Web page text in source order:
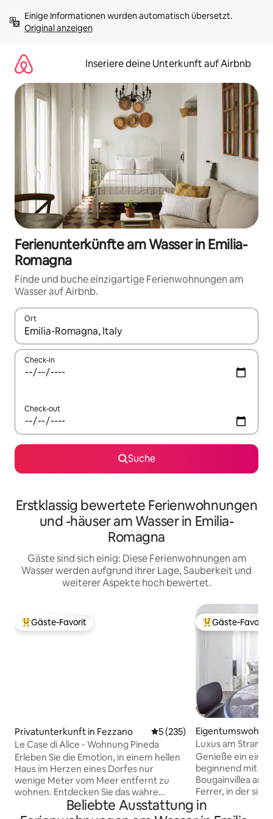
Inhalten
springenOriginal anzeigen
Inseriere deine Unterkunft auf Airbnb
Ferienunterkünfte am Wasser in Emilia-
Romagna
Finde und buche einzigartige Ferienwohnungen am
Wasser auf Airbnb.
Ort
Wenn Ergebnisse verfügbar sind, navigiere mit den
Check-in
Check-out
Suche
Erstklassig bewertete Ferienwohnungen
und -häuser am Wasser in Emilia-
Romagna
Gäste sind sich einig: Diese Ferienwohnungen am
Wasser werden aufgrund ihrer Lage, Sauberkeit und
weiterer Aspekte hoch bewertet.
Beliebter Gäste-Favorit.
Gäste-Favorit
Privatunterkunft in Fezzano Durchschnittliche
5 (235)
Le Case di Alice - Wohnung Pineda
Erleben Sie die Emotion, in einem hellen
Haus im Herzen eines Dorfes nur
wenige Meter vom Meer entfernt zu
wohnen. Entdecken Sie das wahre
Ligurien, indem Sie in das Leben eines
Fischerdorfes ein paar Kilometer von
Beliebter Gäste-
Gäste-Favorit
erosso al Mare
Luxus am Strand
Genieße ein
beginnend mit
Bougainvillea an
Ferrer, in der
Davor, nur
Strand und das
Beliebte Ausstattung in